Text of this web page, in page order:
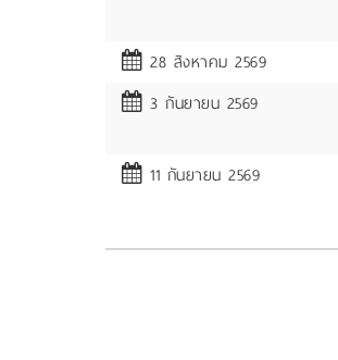
28 สิงหาคม 2569
3 กันยายน 2569
11 กันยายน 2569